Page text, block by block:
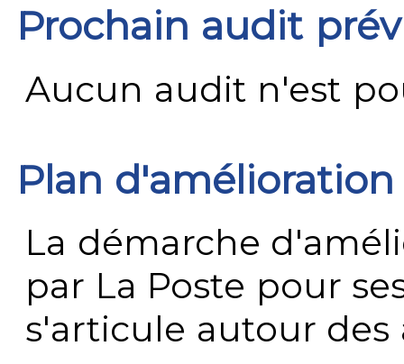
Prochain audit
Aucun audit n'est
Plan
La démarche
par La Poste pour
s'articule autour des